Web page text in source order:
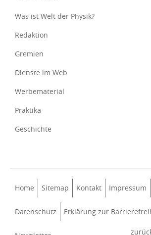
Was ist Welt der Physik?
Redaktion
Gremien
Dienste im Web
Werbematerial
Praktika
Geschichte
Home Sitemap Kontakt Impressum
Datenschutz Erklärung zur